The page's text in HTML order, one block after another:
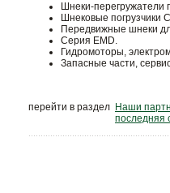
Шнеки-перегружатели
Шнековые погрузчики
Передвижные шнеки
Серия EMD.
Гидромоторы,
Запасные части,
перейти в раздел Наши
последняя